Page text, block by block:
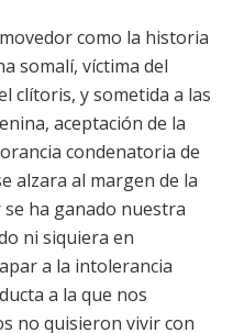
como la historia
somalí, víctima del
clítoris, y sometida a las
aceptación de la
condenatoria de
alzara al margen de la
ha ganado nuestra
ni siquiera en
a la intolerancia
a la que nos
no quisieron vivir con